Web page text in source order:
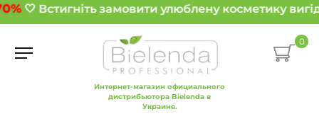
🤍 Встигніть замовити улюблену косметику
Интернет-магазин официального
дистрибьютора Bielenda в
Украине.
0